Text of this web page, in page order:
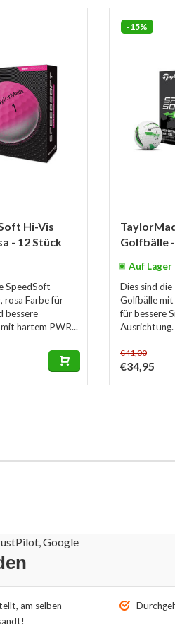
Hi-Vis
- 12 Stück
SpeedSoft
rosa Farbe für
bessere
hartem PWR...
-15%
Golfbälle
Auf Lager
Dies sind
Golfbälle
für bessere
€41,00
€34,95
Google
am selben